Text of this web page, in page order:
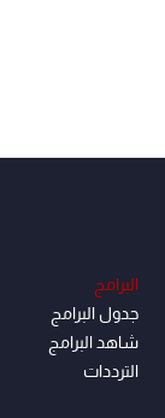
البرامج
جدول البرامج
شاهد البرامج
الترددات